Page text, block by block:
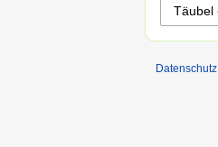
Datenschutz